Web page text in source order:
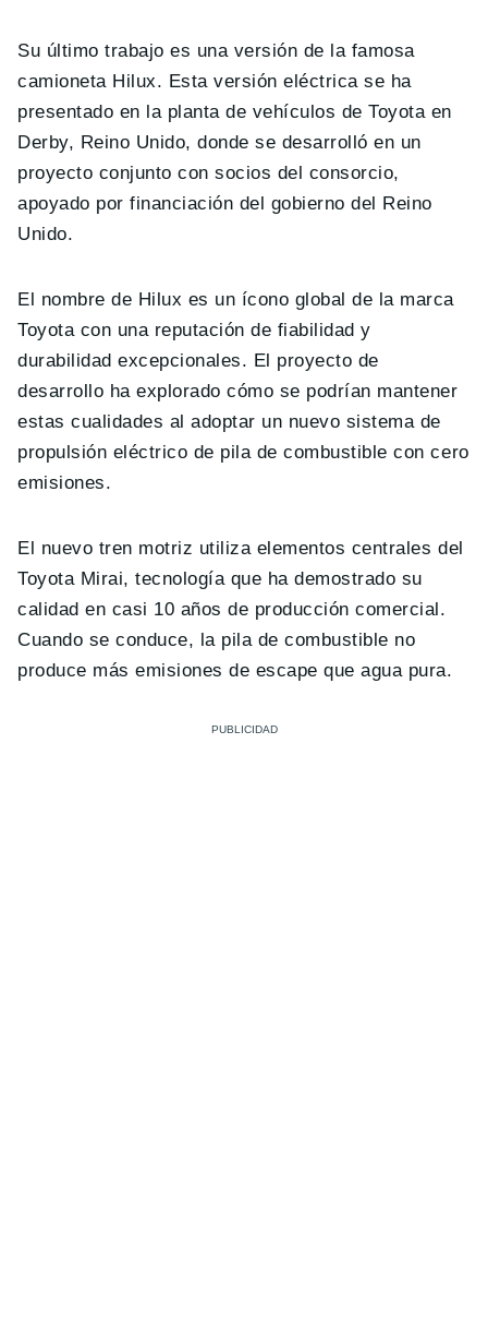
Su último trabajo es una versión de la famosa
camioneta Hilux. Esta versión eléctrica se ha
presentado en la planta de vehículos de Toyota en
Derby, Reino Unido, donde se desarrolló en un
proyecto conjunto con socios del consorcio,
apoyado por financiación del gobierno del Reino
Unido.
El nombre de Hilux es un ícono global de la marca
Toyota con una reputación de fiabilidad y
durabilidad excepcionales. El proyecto de
desarrollo ha explorado cómo se podrían mantener
estas cualidades al adoptar un nuevo sistema de
propulsión eléctrico de pila de combustible con cero
emisiones.
El nuevo tren motriz utiliza elementos centrales del
Toyota Mirai, tecnología que ha demostrado su
calidad en casi 10 años de producción comercial.
Cuando se conduce, la pila de combustible no
produce más emisiones de escape que agua pura.